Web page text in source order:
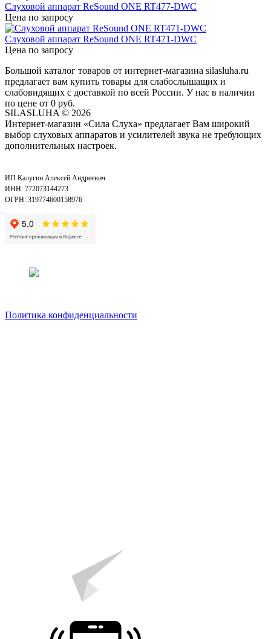
Слуховой аппарат ReSound ONE RT477-DWC
Цена по запросу
Слуховой аппарат ReSound ONE RT471-DWC
Цена по запросу
Большой каталог товаров от интернет-магазина silasluha.ru
предлагает вам купить товары для слабослышащих и
слабовидящих с доставкой по всей России. У нас в наличии
по цене от 0 руб.
SILASLUHA © 2026
Интернет-магазин «Сила Слуха» предлагает Вам широкий
выбор слуховых аппаратов и усилителей звука не требующих
дополнительных настроек.
ИП Калугин Алексей Андреевич
ИНН: 772073144273
ОГРН: 319774600158976
Политика конфиденциальности